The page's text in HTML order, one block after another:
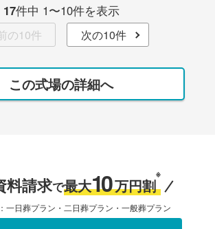
17件中 1〜10件を表示
の10件 次の10件
この式場の詳細へ
料請求で最大10万円割
※
一日葬プラン・二日葬プラン・一般葬プラン